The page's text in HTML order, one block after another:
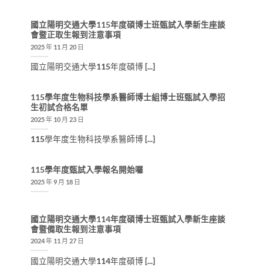
國立陽明交通大學115年度碩博士班甄試入學新生座談
會暨正取生報到注意事項
2025 年 11 月 20 日
國立陽明交通大學115年度碩博 [...]
115學年度生物科技學系醫師博士組博士班甄試入學招
生初試合格名單
2025 年 10 月 23 日
115學年度生物科技學系醫師博 [...]
115學年度甄試入學報名開始囉
2025 年 9 月 18 日
國立陽明交通大學114年度碩博士班甄試入學新生座談
會暨備取生報到注意事項
2024 年 11 月 27 日
國立陽明交通大學114年度碩博 [...]